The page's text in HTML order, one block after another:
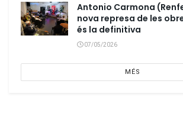
Antonio Carmona
nova represa de les
és la definitiva
07/05/2026
MÉS